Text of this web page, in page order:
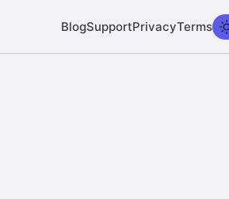
BlogSupportPrivacyTerms